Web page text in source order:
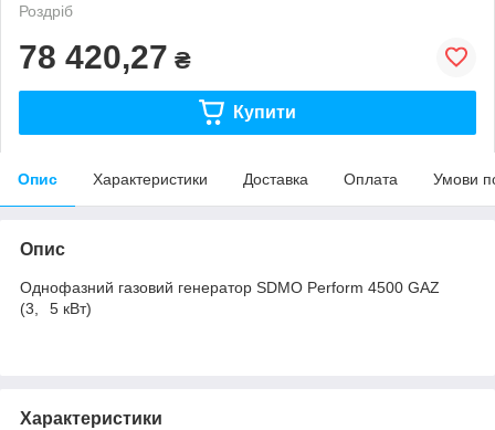
Роздріб
78 420,27 ₴
Купити
Опис Характеристики Доставка Оплата Умови
Опис
Однофазний газовий генератор SDMO Perform 4500 GAZ
(3,⠀5 кВт)
Характеристики